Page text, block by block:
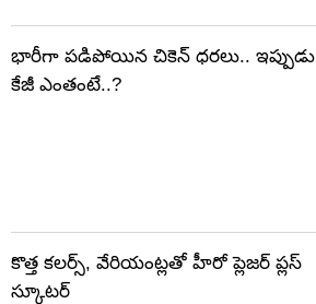
భారీగా పడిపోయిన చికెన్ ధరలు.. ఇప్పుడు
కేజీ ఎంతంటే..?
కొత్త కలర్స్‌, వేరియంట్లతో హీరో ప్లెజర్ ప్లస్
స్కూటర్‌